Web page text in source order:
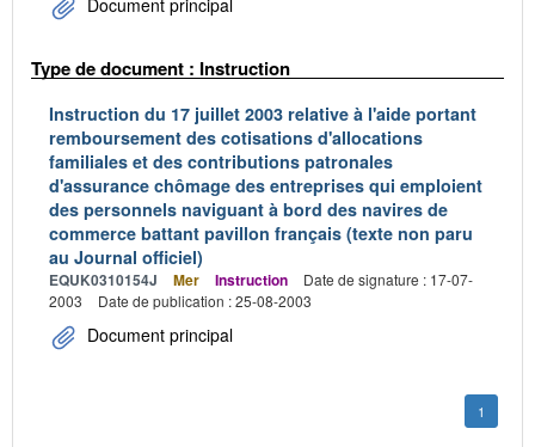
Type de document : Instruction
Instruction du 17 juillet 2003 relative à l'aide portant
remboursement des cotisations d'allocations
familiales et des contributions patronales
d'assurance chômage des entreprises qui emploient
des personnels naviguant à bord des navires de
commerce battant pavillon français (texte non paru
au Journal officiel)
EQUK0310154J Mer Instruction
Date de signature : 17-07-
2003
Date de publication : 25-08-2003
Document principal
1